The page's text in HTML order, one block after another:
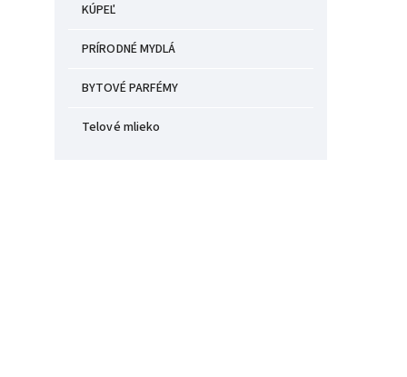
KÚPEĽ
PRÍRODNÉ MYDLÁ
BYTOVÉ PARFÉMY
Telové mlieko